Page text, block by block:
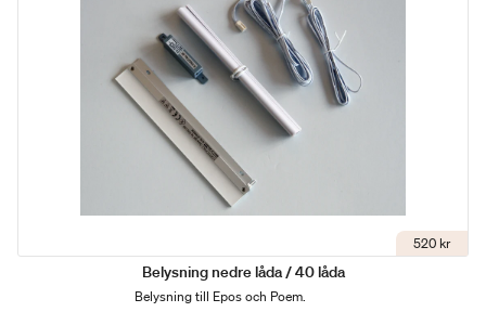
520 kr
Belysning nedre låda / 40 låda
Belysning till Epos och Poem.